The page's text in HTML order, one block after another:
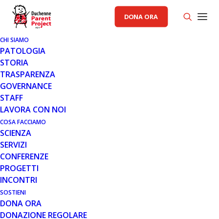
DONA ORA
CHI SIAMO
PATOLOGIA
STORIA
TRASPARENZA
GOVERNANCE
STAFF
LAVORA CON NOI
COSA FACCIAMO
SCIENZA
SERVIZI
CONFERENZE
PROGETTI
INCONTRI
SOSTIENI
DONA ORA
DONAZIONE REGOLARE
GENERALE
25 NOV 2012
L’INTEGRAZIONE SCOLASTICA È
UN MODELLO SOCIALE